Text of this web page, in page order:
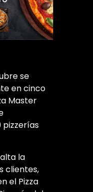
se
en cinco
Master
pizzerías
la
clientes,
el Pizza